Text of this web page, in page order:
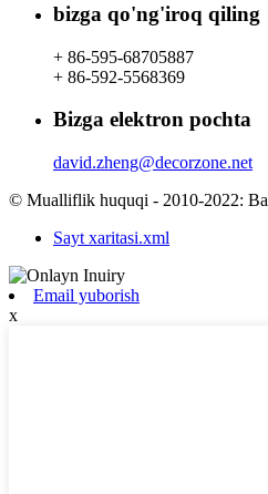
bizga qo'ng'iroq qiling
+ 86-595-68705887
+ 86-592-5568369
Bizga elektron pochta
david.zheng@decorzone.net
© Mualliflik huquqi - 2010-2022:
Sayt xaritasi.xml
Email yuborish
x